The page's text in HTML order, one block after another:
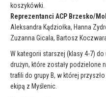
koszykówki.
Reprezentanci ACP Brzesko/
Aleksandra Kądziołka, Hanna
Zuzanna Gicala, Bartosz
W kategorii starszej (klasy 4-7) do
drużyn, które zostały podzielone
trafili do grupy B, w której
ekipą z Myślenic.